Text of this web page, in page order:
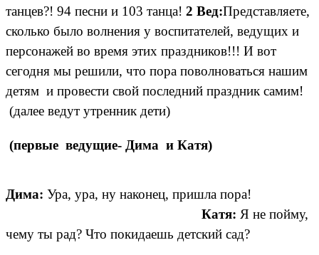
танцев?! 94 песни и 103 танца! 2 Вед:Представляете,
сколько было волнения у воспитателей, ведущих и
персонажей во время этих праздников!!! И вот
сегодня мы решили, что пора поволноваться нашим
детям и провести свой последний праздник самим!
(далее ведут утренник дети)
(первые ведущие- Дима и Катя)
Дима: Ура, ура, ну наконец, пришла пора!
Катя: Я не пойму,
чему ты рад? Что покидаешь детский сад?